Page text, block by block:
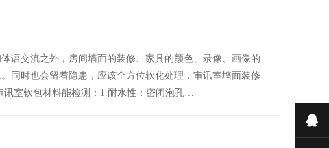
语交流之外，房间墙面的装修、家具的颜色、录像、画像的
同时也会留着隐患，应该全方位软化处理，审讯室墙面装修
讯室软包材料能检测：1.耐水性：密闭泡孔…
在